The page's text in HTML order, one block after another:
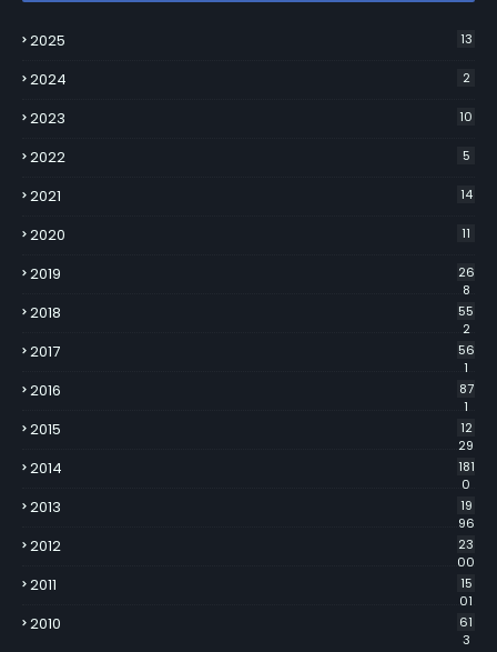
2025 13
2024 2
2023 10
2022 5
2021 14
2020 11
2019
26
8
2018
55
2
2017
56
1
2016
87
1
2015
12
29
2014
181
0
2013
19
96
2012
23
00
2011
15
01
2010
61
3